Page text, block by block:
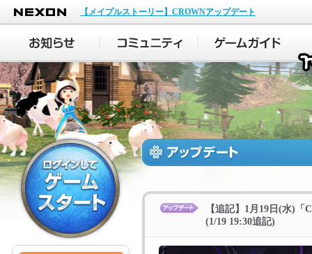
NEXON
【メイプルストーリー】CROWNアップデート
【追記】1月19日(水)
(1/19 19:30追記)